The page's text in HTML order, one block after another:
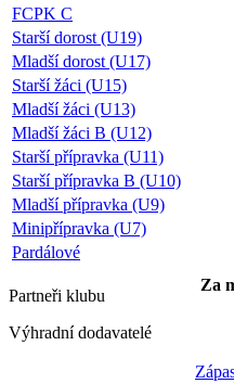
FCPK C
Starší dorost (U19)
Mladší dorost (U17)
Starší žáci (U15)
Mladší žáci (U13)
Mladší žáci B (U12)
Starší přípravka (U11)
Starší přípravka B (U10)
Mladší přípravka (U9)
Minipřípravka (U7)
Pardálové
Partneři klubu
Výhradní dodavatelé
Za